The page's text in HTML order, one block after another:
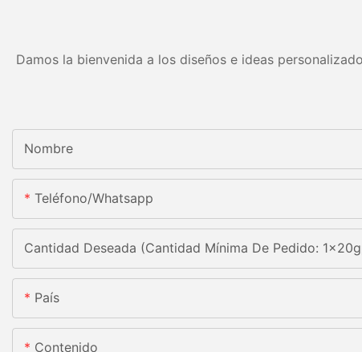
Damos la bienvenida a los diseños e ideas
Nombre
Teléfono/whatsapp
Cantidad Deseada (Cantidad Mínima De Pedido:
País
Contenido